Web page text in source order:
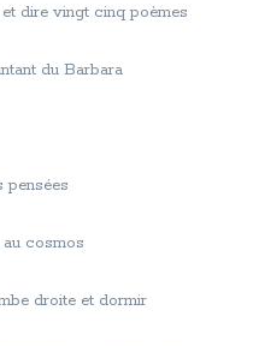
dire vingt cinq poèmes
du Barbara
pensées
au cosmos
droite et dormir